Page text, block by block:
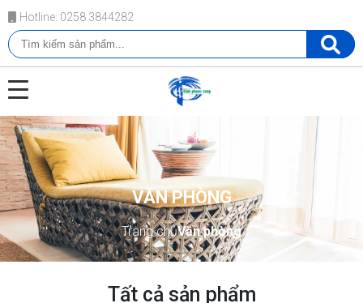
Hotline: 0258 3844282
VĂN PHÒNG
Trang chủVăn phòng
Tất cả sản phẩm